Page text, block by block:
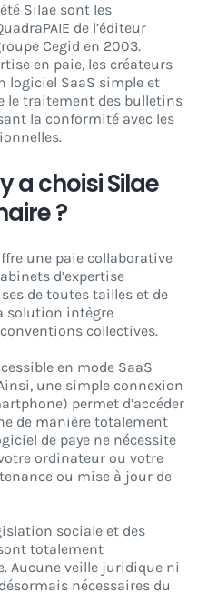
Silae sont les
de l’éditeur
Cegid en 2003.
en paie, les créateurs
logiciel SaaS simple et
traitement des bulletins
la conformité avec les
a choisi Silae
?
une paie collaborative
d’expertise
de toutes tailles et de
solution intègre
collectives.
en mode SaaS
une simple connexion
permet d’accéder
de manière totalement
de paye ne nécessite
ordinateur ou votre
ou mise à jour de
sociale et des
totalement
Aucune veille juridique ni
nécessaires du